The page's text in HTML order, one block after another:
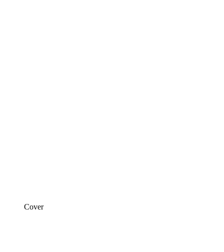
Cover